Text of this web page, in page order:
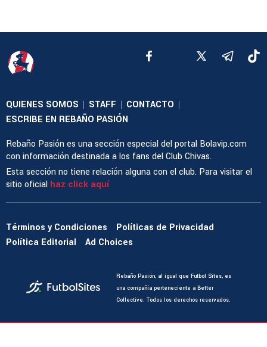
QUIENES SOMOS | STAFF | CONTACTO |
ESCRIBE EN REBAÑO PASIÓN
Rebaño Pasión es una sección especial del portal Bolavip.com
con información destinada a los fans del Club Chivas.
Esta sección no tiene relación alguna con el club. Para visitar el
sitio oficial haz click aquí
Términos y Condiciones
Políticas de Privacidad
Política Editorial
Ad Choices
Rebaño Pasión, al igual que Futbol Sites, es
una compañía perteneciente a Better
Collective. Todos los derechos reservados.